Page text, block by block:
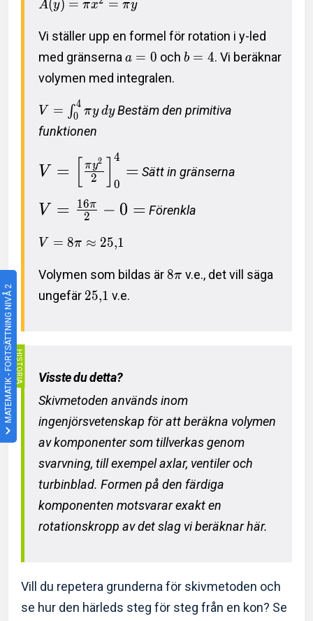
MATEMATIK - FORTSÄTTNING NIVÅ 2
A(y) = πx = πy
Vi ställer upp en formel för rotation i y-led
med gränserna a = 0 och b = 4. Vi beräknar
volymen med integralen.
V = ∫0
4
πy dy Bestäm den primitiva
funktionen
V = 2
πy2
0
4
= Sätt in gränserna
V = 2
16π − 0 = Förenkla
V = 8π ≈ 25,1
Volymen som bildas är8π v.e., det vill säga
ungefär 25,1 v.e.
Visste du detta?
Skivmetoden används inom
ingenjörsvetenskap för att beräkna volymen
av komponenter som tillverkas genom
svarvning, till exempel axlar, ventiler och
turbinblad. Formen på den färdiga
komponenten motsvarar exakt en
rotationskropp av det slag vi beräknar här.
Vill du repetera grunderna för skivmetoden och
se hur den härleds steg för steg från en kon? Se